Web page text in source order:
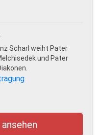
Scharl weiht Pater
und Pater